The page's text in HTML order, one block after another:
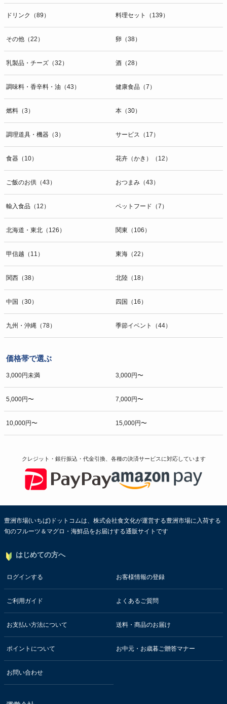
ドリンク（89） 料理セット（139）
その他（22） 卵（38）
乳製品・チーズ（32） 酒（28）
調味料・香辛料・油（43） 健康食品（7）
燃料（3） 本（30）
調理道具・機器（3） サービス（17）
食器（10） 花卉（かき）（12）
ご飯のお供（43） おつまみ（43）
輸入食品（12） ペットフード（7）
北海道・東北（126） 関東（106）
甲信越（11） 東海（22）
関西（38） 北陸（18）
中国（30） 四国（16）
九州・沖縄（78） 季節イベント（44）
価格帯で選ぶ
3,000円未満 3,000円〜
5,000円〜 7,000円〜
10,000円〜 15,000円〜
クレジット・銀行振込・代金引換、各種の決済サービスに対応しています
豊洲市場(いちば)ドットコムは、株式会社食文化が運営する豊洲市場に入荷する
旬のフルーツ＆マグロ・海鮮品をお届けする通販サイトです
はじめての方へ
ログインする お客様情報の登録
ご利用ガイド よくあるご質問
お支払い方法について 送料・商品のお届け
ポイントについて お中元・お歳暮ご贈答マナー
お問い合わせ